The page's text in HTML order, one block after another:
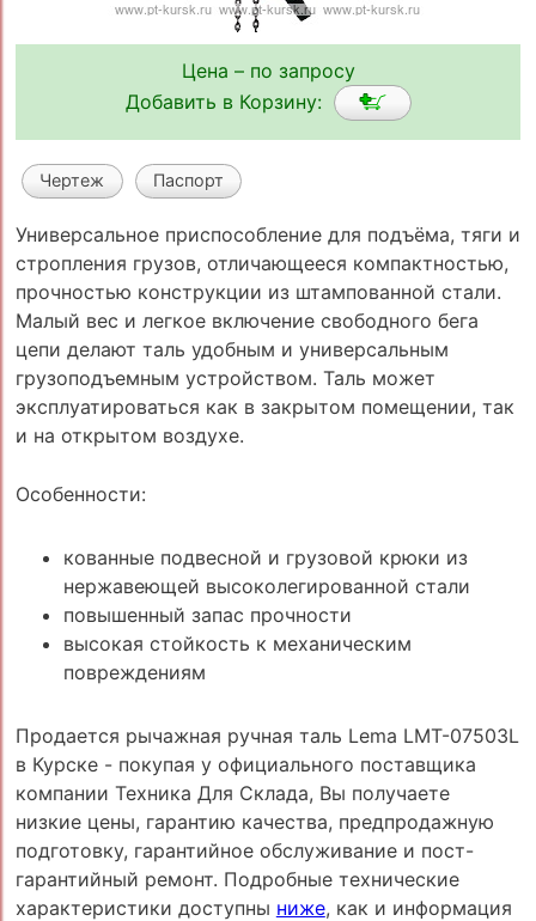
Цена – по запросу
Добавить в Корзину:
Чертеж Паспорт
Универсальное приспособление для подъёма, тяги и
стропления грузов, отличающееся компактностью,
прочностью конструкции из штампованной стали.
Малый вес и легкое включение свободного бега
цепи делают таль удобным и универсальным
грузоподъемным устройством. Таль может
эксплуатироваться как в закрытом помещении, так
и на открытом воздухе.
Особенности:
кованные подвесной и грузовой крюки из
нержавеющей высоколегированной стали
повышенный запас прочности
высокая стойкость к механическим
повреждениям
Продается рычажная ручная таль Lema LMT-07503L
в Курске - покупая у официального поставщика
компании Техника Для Склада, Вы получаете
низкие цены, гарантию качества, предпродажную
подготовку, гарантийное обслуживание и пост-
гарантийный ремонт. Подробные технические
характеристики доступны ниже, как и информация